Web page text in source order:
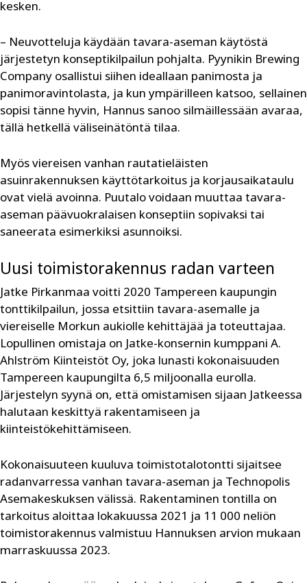
kesken.
– Neuvotteluja käydään tavara-aseman käytöstä
järjestetyn konseptikilpailun pohjalta. Pyynikin Brewing
Company osallistui siihen ideallaan panimosta ja
panimoravintolasta, ja kun ympärilleen katsoo, sellainen
sopisi tänne hyvin, Hannus sanoo silmäillessään avaraa,
tällä hetkellä väliseinätöntä tilaa.
Myös viereisen vanhan rautatieläisten
asuinrakennuksen käyttötarkoitus ja korjausaikataulu
ovat vielä avoinna. Puutalo voidaan muuttaa tavara-
aseman päävuokralaisen konseptiin sopivaksi tai
saneerata esimerkiksi asunnoiksi.
Uusi toimistorakennus radan varteen
Jatke Pirkanmaa voitti 2020 Tampereen kaupungin
tonttikilpailun, jossa etsittiin tavara-asemalle ja
viereiselle Morkun aukiolle kehittäjää ja toteuttajaa.
Lopullinen omistaja on Jatke-konsernin kumppani A.
Ahlström Kiinteistöt Oy, joka lunasti kokonaisuuden
Tampereen kaupungilta 6,5 miljoonalla eurolla.
Järjestelyn syynä on, että omistamisen sijaan Jatkeessa
halutaan keskittyä rakentamiseen ja
kiinteistökehittämiseen.
Kokonaisuuteen kuuluva toimistotalotontti sijaitsee
radanvarressa vanhan tavara-aseman ja Technopolis
Asemakeskuksen välissä. Rakentaminen tontilla on
tarkoitus aloittaa lokakuussa 2021 ja 11 000 neliön
toimistorakennus valmistuu Hannuksen arvion mukaan
marraskuussa 2023.